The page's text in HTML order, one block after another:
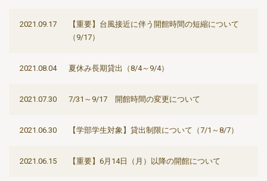
2021.09.17
【重要】台風接近に伴う開館時間の短縮について
（9/17）
2021.08.04 夏休み長期貸出（8/4～9/4）
2021.07.30 7/31～9/17 開館時間の変更について
2021.06.30 【学部学生対象】貸出制限について（7/1～8/7）
2021.06.15 【重要】6月14日（月）以降の開館について